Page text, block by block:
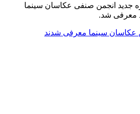
جدید انجمن صنفی عکاسان سینما
معرفی شد.